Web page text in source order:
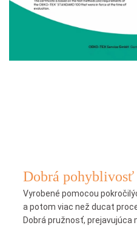
Dobrá pohyblivosť
Vyrobené pomocou
a potom viac než ducat
Dobrá pružnosť, prejavujúca